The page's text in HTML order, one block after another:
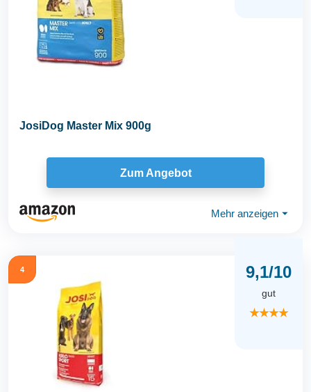
JosiDog Master Mix 900g
Zum Angebot
Mehr anzeigen ⏷
4 9,1/10
gut
★★★★